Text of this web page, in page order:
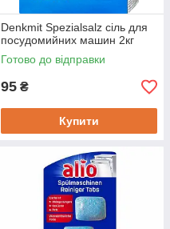
Denkmit Spezialsalz сіль для
посудомийних машин 2кг
Готово до відправки
95 ₴
Купити